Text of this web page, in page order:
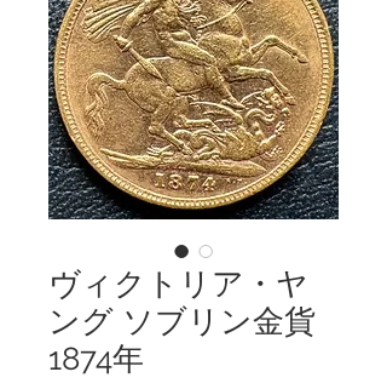
ヴィクトリア・ヤ
ング ソブリン金貨
1874年